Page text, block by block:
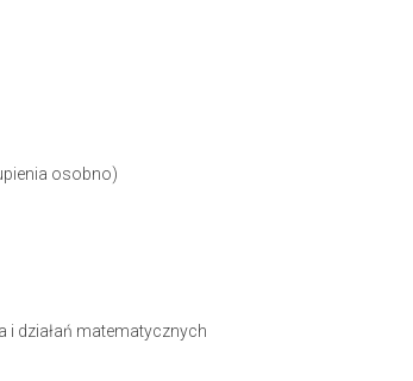
osobno)
działań matematycznych